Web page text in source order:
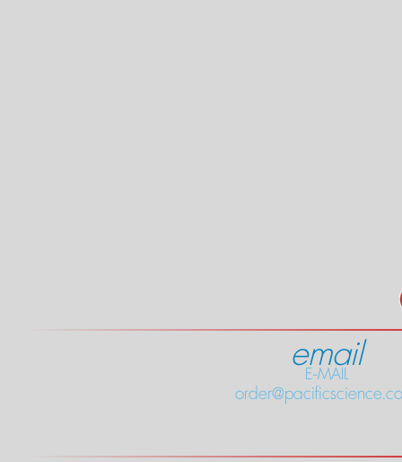
email
E-MAIL